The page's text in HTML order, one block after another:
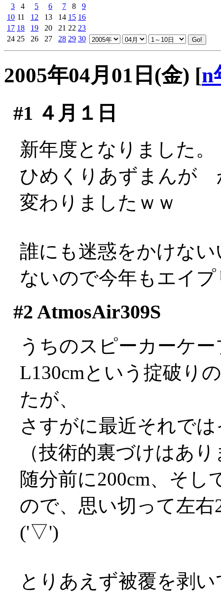
3
4 5 6 7 8
9
10 11 12 13 14 15 16
17 18 19 20 21 22 23
24 25 26 27 28 29 30
2005年04月01日(金) [n
#1 ４月１日
新年度となりました。
ひめくりあずまん
変わりましたｗｗ
誰にも迷惑をかけな
ないので今年もエイ
#2 AtmosAir309S
うちのスピーカーケ
L130cmという掟破り
たが、
さすがに最近それで
（技術的裏づけはあ
随分前に200cm、そし
ので、思い切って左
('▽')
とりあえず被覆を剥